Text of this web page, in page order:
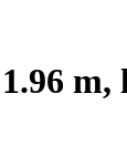
m,